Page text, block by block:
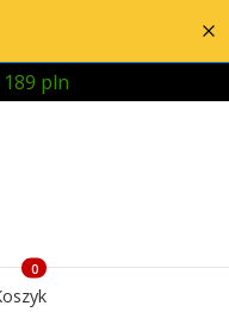
pln
w koszyku: 0.